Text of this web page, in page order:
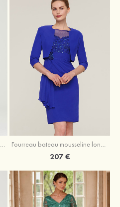
Robe trapèze scoop mousseline longueur mollet robe de mère de la mariée avec appliqué volants veste Fourreau bateau mousseline longueur genou robe de mère de la mariée avec appliqué perle plissé veste
207 €